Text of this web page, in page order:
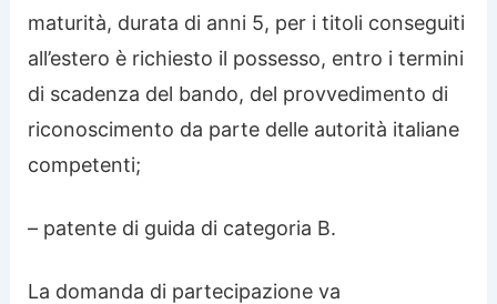
maturità, durata di anni 5, per i titoli conseguiti
all’estero è richiesto il possesso, entro i termini
di scadenza del bando, del provvedimento di
riconoscimento da parte delle autorità italiane
competenti;
– patente di guida di categoria B.
La domanda di partecipazione va